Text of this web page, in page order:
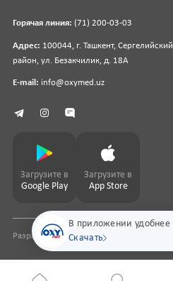
В приложении удобнее
Скачать
Горячая линия: (71) 200-03-03
Адрес: 100044, г. Ташкент, Сергелийский
район, ул. Безакчилик, д. 18А
E-mail: info@oxymed.uz
Загрузите в
Google Play
Загрузите в
App Store
Разработка сайтаpharmit.uz